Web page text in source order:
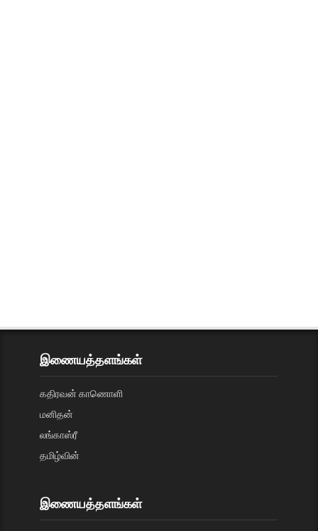
இணையத்தளங்கள்
கதிரவன் காணொளி
மனிதன்
லங்காஸ்ரீ
தமிழ்வின்
இணையத்தளங்கள்